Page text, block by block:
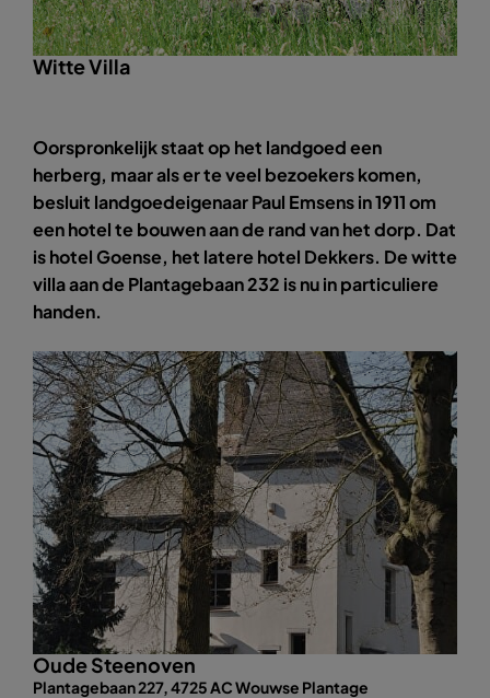
Witte Villa
Oorspronkelijk staat op het landgoed een
herberg, maar als er te veel bezoekers komen,
besluit landgoedeigenaar Paul Emsens in 1911 om
een hotel te bouwen aan de rand van het dorp. Dat
is hotel Goense, het latere hotel Dekkers. De witte
villa aan de Plantagebaan 232 is nu in particuliere
handen.
Oude Steenoven
Plantagebaan 227, 4725 AC Wouwse Plantage